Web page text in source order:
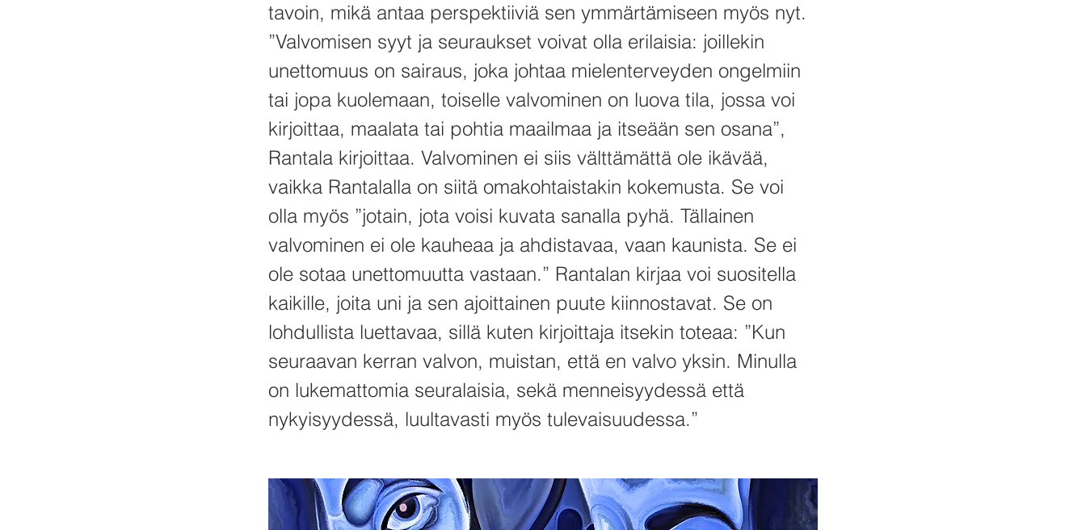
tavoin, mikä antaa perspektiiviä sen ymmärtämiseen myös nyt.
”Valvomisen syyt ja seuraukset voivat olla erilaisia: joillekin
unettomuus on sairaus, joka johtaa mielenterveyden ongelmiin
tai jopa kuolemaan, toiselle valvominen on luova tila, jossa voi
kirjoittaa, maalata tai pohtia maailmaa ja itseään sen osana”,
Rantala kirjoittaa. Valvominen ei siis välttämättä ole ikävää,
vaikka Rantalalla on siitä omakohtaistakin kokemusta. Se voi
olla myös ”jotain, jota voisi kuvata sanalla pyhä. Tällainen
valvominen ei ole kauheaa ja ahdistavaa, vaan kaunista. Se ei
ole sotaa unettomuutta vastaan.” Rantalan kirjaa voi suositella
kaikille, joita uni ja sen ajoittainen puute kiinnostavat. Se on
lohdullista luettavaa, sillä kuten kirjoittaja itsekin toteaa: ”Kun
seuraavan kerran valvon, muistan, että en valvo yksin. Minulla
on lukemattomia seuralaisia, sekä menneisyydessä että
nykyisyydessä, luultavasti myös tulevaisuudessa.”